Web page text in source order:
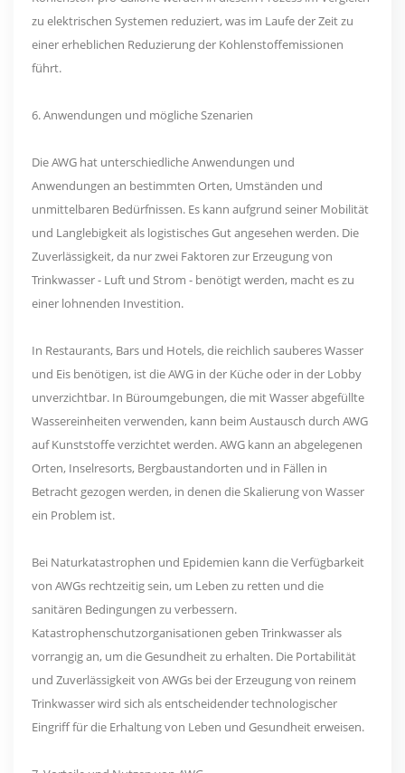
zu elektrischen Systemen reduziert, was im Laufe der Zeit zu
einer erheblichen Reduzierung der Kohlenstoffemissionen
führt.
6. Anwendungen und mögliche Szenarien
Die AWG hat unterschiedliche Anwendungen und
Anwendungen an bestimmten Orten, Umständen und
unmittelbaren Bedürfnissen. Es kann aufgrund seiner Mobilität
und Langlebigkeit als logistisches Gut angesehen werden. Die
Zuverlässigkeit, da nur zwei Faktoren zur Erzeugung von
Trinkwasser - Luft und Strom - benötigt werden, macht es zu
einer lohnenden Investition.
In Restaurants, Bars und Hotels, die reichlich sauberes Wasser
und Eis benötigen, ist die AWG in der Küche oder in der Lobby
unverzichtbar. In Büroumgebungen, die mit Wasser abgefüllte
Wassereinheiten verwenden, kann beim Austausch durch AWG
auf Kunststoffe verzichtet werden. AWG kann an abgelegenen
Orten, Inselresorts, Bergbaustandorten und in Fällen in
Betracht gezogen werden, in denen die Skalierung von Wasser
ein Problem ist.
Bei Naturkatastrophen und Epidemien kann die Verfügbarkeit
von AWGs rechtzeitig sein, um Leben zu retten und die
sanitären Bedingungen zu verbessern.
Katastrophenschutzorganisationen geben Trinkwasser als
vorrangig an, um die Gesundheit zu erhalten. Die Portabilität
und Zuverlässigkeit von AWGs bei der Erzeugung von reinem
Trinkwasser wird sich als entscheidender technologischer
Eingriff für die Erhaltung von Leben und Gesundheit erweisen.